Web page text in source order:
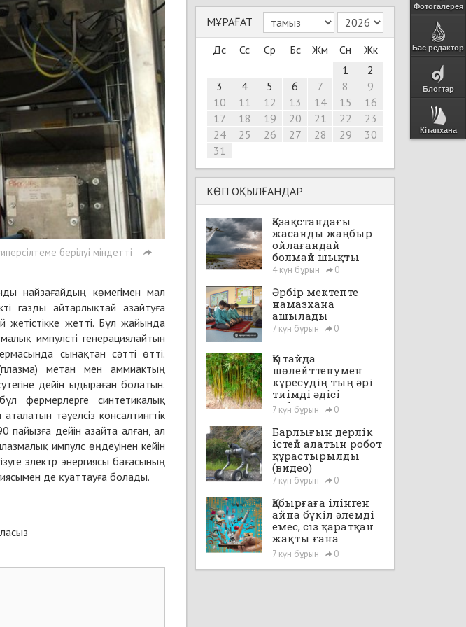
Фотогалерея
Бас редактор
Блогтар
Кітапхана
берілуі міндетті
найзағайдың көмегімен мал
газды айтарлықтай азайтуға
жетті. Бұл жайында
импулсті генерациялайтын
сынақтан сәтті өтті.
метан мен аммиактың
дейін ыдыраған болатын.
фермерлерге синтетикалық
тәуелсіз консалтингтік
пайызға дейін азайта алған, ал
импулс өңдеуінен кейін
электр энергиясы бағасының
де қуаттауға болады.
МҰРАҒАТ
Дс
Сс Ср Бс Жм Сн
Жк
1
2
3
4 5 6 7 8
9
10
11 12 13 14 15
16
17
18 19 20 21 22
23
24
25 26 27 28 29
30
31
КӨП ОҚЫЛҒАНДАР
Қазақстандағы
жасанды жаңбыр
ойлағандай
болмай шықты
4 күн бұрын 0
Әрбір мектепте
намазхана
ашылады
7 күн бұрын 0
Қытайда
шөлейттенумен
күресудің тың әрі
тиімді әдісі
табылды
7 күн бұрын 0
Барлығын дерлік
істей алатын робот
құрастырылды
(видео)
7 күн бұрын 0
Қабырғаға ілінген
айна бүкіл әлемді
емес, сіз қаратқан
жақты ғана
көрсетеді
7 күн бұрын 0